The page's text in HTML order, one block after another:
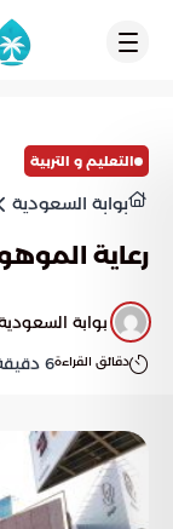
التعليم و التربية
بوابة السعودية
رعاية
بوابة
دقائق القراءة6